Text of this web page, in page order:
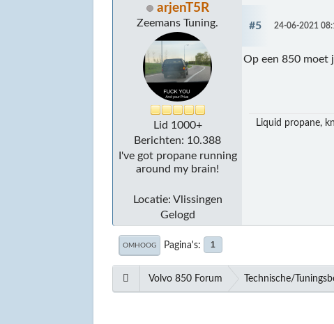
arjenT5R
Zeemans Tuning.
Lid 1000+
Berichten: 10.388
I've got propane running
around my brain!
Locatie: Vlissingen
Gelogd
#5 24-06-2021
Op een 850 moet
Liquid propane,
OMHOOG Pagina's 1
Volvo 850 Forum Technische/